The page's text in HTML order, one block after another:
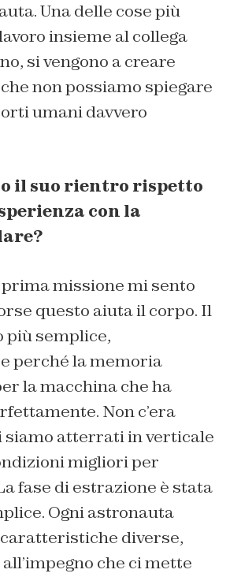
Una delle cose più
insieme al collega
si vengono a creare
non possiamo spiegare
umani davvero
il suo rientro rispetto
con la
missione mi sento
questo aiuta il corpo. Il
più semplice,
perché la memoria
la macchina che ha
Non c’era
siamo atterrati in verticale
migliori per
fase di estrazione è stata
Ogni astronauta
diverse,
che ci mette